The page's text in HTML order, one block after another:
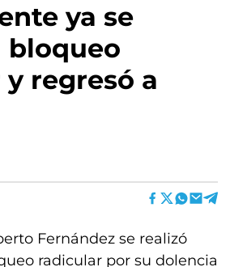
ya se
bloqueo
regresó a
Fernández se realizó
radicular por su dolencia